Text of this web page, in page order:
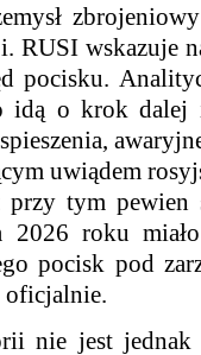
RUSI wskazuje
pocisku.
idą o krok dalej
uwiądem
tym pewien
2026 roku
pocisk pod
oficjalnie.
nie jest jednak